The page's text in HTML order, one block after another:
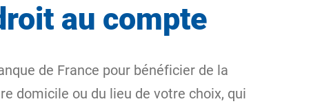
au compte
de France pour bénéficier de la
domicile ou du lieu de votre choix, qui